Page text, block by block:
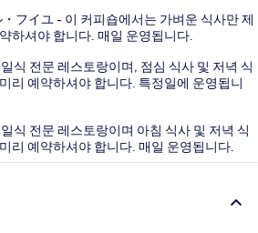
フイユ - 이 커피숍에서는 가벼운 식사만 제
하셔야 합니다. 매일 운영됩니다.
식 전문 레스토랑이며, 점심 식사 및 저녁 식
리 예약하셔야 합니다. 특정일에 운영됩니
식 전문 레스토랑이며 아침 식사 및 저녁 식
리 예약하셔야 합니다. 매일 운영됩니다.